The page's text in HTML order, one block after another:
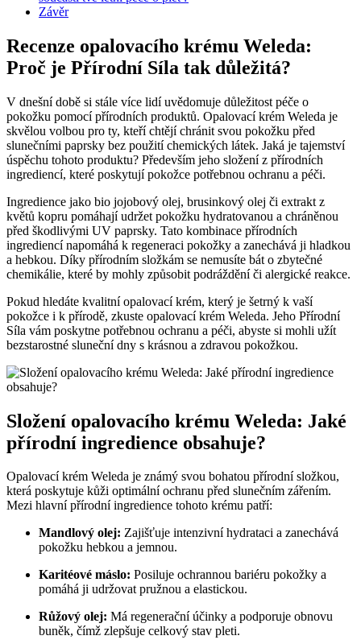
Závěr
Recenze opalovacího krému Weleda:
Proč je Přírodní Síla tak důležitá?
V dnešní době si stále více lidí uvědomuje důležitost péče o
pokožku pomocí přírodních produktů. Opalovací krém Weleda je
skvělou volbou pro ty, kteří chtějí chránit svou pokožku před
slunečními paprsky bez použití chemických látek. Jaká je tajemství
úspěchu tohoto produktu? Především jeho složení z přírodních
ingrediencí, které poskytují pokožce potřebnou ochranu a péči.
Ingredience jako bio jojobový olej, brusinkový olej či extrakt z
květů kopru pomáhají udržet pokožku hydratovanou a chráněnou
před škodlivými UV paprsky. Tato kombinace přírodních
ingrediencí napomáhá k regeneraci pokožky a zanechává ji hladkou
a hebkou. Díky přírodním složkám se nemusíte bát o zbytečné
chemikálie, které by mohly způsobit podráždění či alergické reakce.
Pokud hledáte kvalitní opalovací krém, který je šetrný k vaší
pokožce i k přírodě, zkuste opalovací krém Weleda. Jeho Přírodní
Síla vám poskytne potřebnou ochranu a péči, abyste si mohli užít
bezstarostné sluneční dny s krásnou a zdravou pokožkou.
Složení opalovacího krému Weleda: Jaké
přírodní ingredience obsahuje?
Opalovací krém Weleda je známý svou bohatou přírodní složkou,
která poskytuje kůži optimální ochranu před slunečním zářením.
Mezi hlavní přírodní ingredience tohoto krému patří:
Mandlový olej: Zajišťuje intenzivní hydrataci a zanechává
pokožku hebkou a jemnou.
Karitéové máslo: Posiluje ochrannou bariéru pokožky a
pomáhá ji udržovat pružnou a elastickou.
Růžový olej: Má regenerační účinky a podporuje obnovu
buněk, čímž zlepšuje celkový stav pleti.